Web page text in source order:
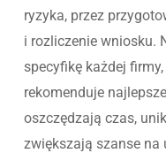
ryzyka, przez
i rozliczenie wniosku.
specyfikę każdej
rekomenduje
oszczędzają czas,
zwiększają szanse